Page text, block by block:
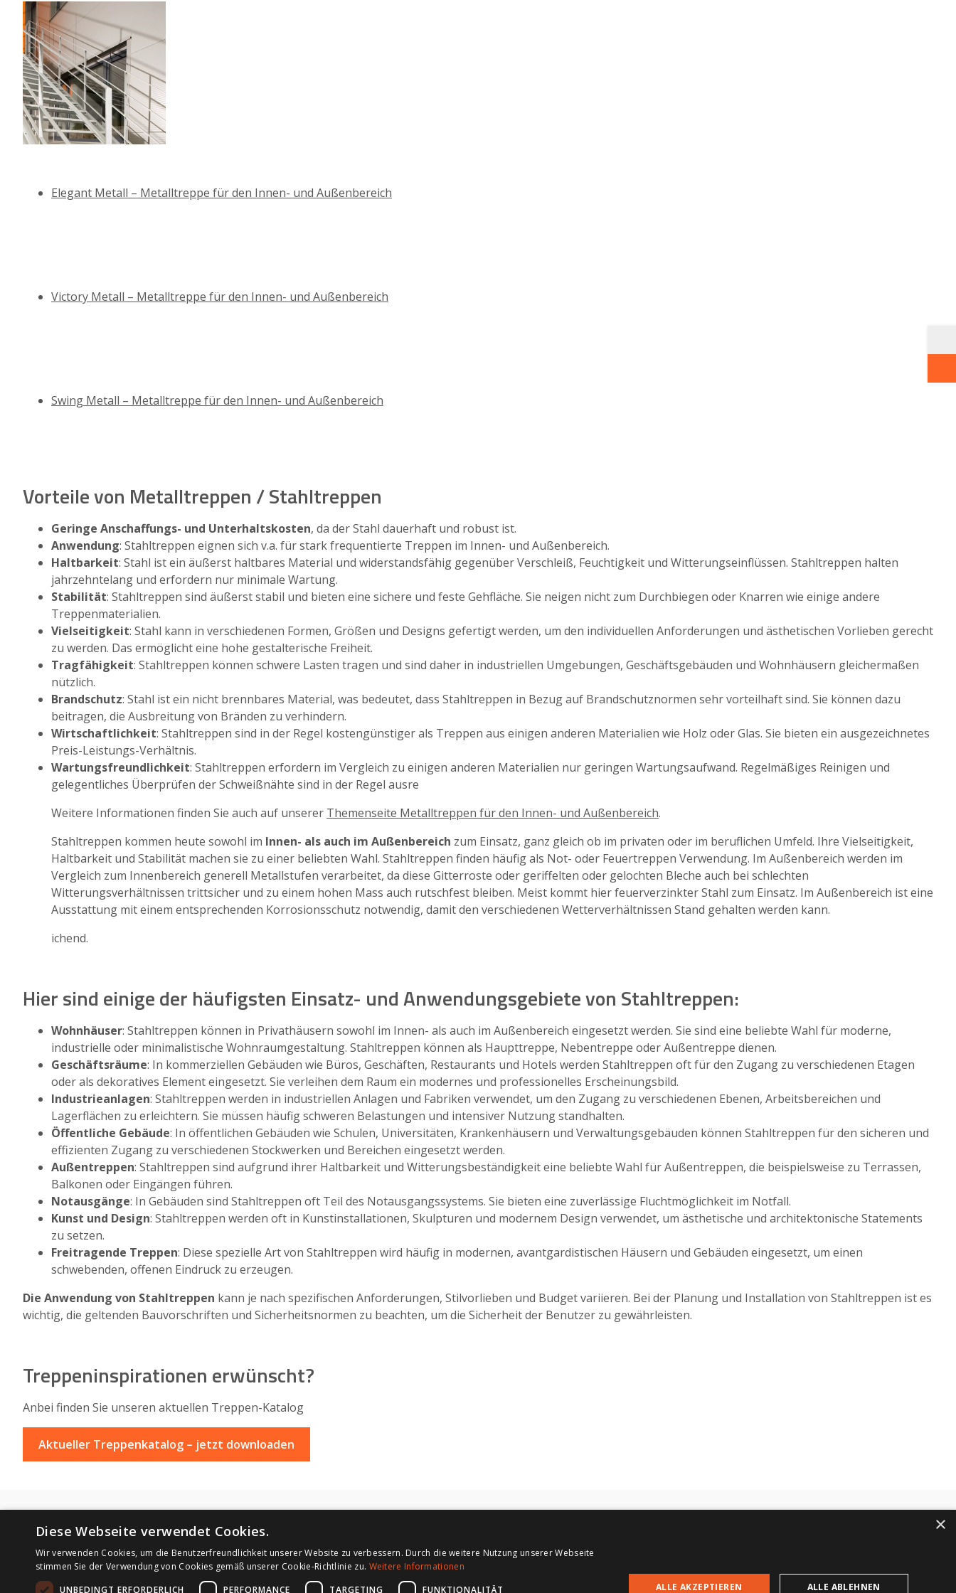
Elegant Metall – Metalltreppe für den Innen- und Außenbereich
Victory Metall – Metalltreppe für den Innen- und Außenbereich
Swing Metall – Metalltreppe für den Innen- und Außenbereich
Vorteile von Metalltreppen / Stahltreppen
Geringe Anschaffungs- und Unterhaltskosten, da der Stahl dauerhaft und robust ist.
Anwendung: Stahltreppen eignen sich v.a. für stark frequentierte Treppen im Innen- und Außenbereich.
Haltbarkeit: Stahl ist ein äußerst haltbares Material und widerstandsfähig gegenüber Verschleiß, Feuchtigkeit und Witterungseinflüssen. Stahltreppen halten
jahrzehntelang und erfordern nur minimale Wartung.
Stabilität: Stahltreppen sind äußerst stabil und bieten eine sichere und feste Gehfläche. Sie neigen nicht zum Durchbiegen oder Knarren wie einige andere
Treppenmaterialien.
Vielseitigkeit: Stahl kann in verschiedenen Formen, Größen und Designs gefertigt werden, um den individuellen Anforderungen und ästhetischen Vorlieben gerecht
zu werden. Das ermöglicht eine hohe gestalterische Freiheit.
Tragfähigkeit: Stahltreppen können schwere Lasten tragen und sind daher in industriellen Umgebungen, Geschäftsgebäuden und Wohnhäusern gleichermaßen
nützlich.
Brandschutz: Stahl ist ein nicht brennbares Material, was bedeutet, dass Stahltreppen in Bezug auf Brandschutznormen sehr vorteilhaft sind. Sie können dazu
beitragen, die Ausbreitung von Bränden zu verhindern.
Wirtschaftlichkeit: Stahltreppen sind in der Regel kostengünstiger als Treppen aus einigen anderen Materialien wie Holz oder Glas. Sie bieten ein ausgezeichnetes
Preis-Leistungs-Verhältnis.
Wartungsfreundlichkeit: Stahltreppen erfordern im Vergleich zu einigen anderen Materialien nur geringen Wartungsaufwand. Regelmäßiges Reinigen und
gelegentliches Überprüfen der Schweißnähte sind in der Regel ausre
Weitere Informationen finden Sie auch auf unserer Themenseite Metalltreppen für den Innen- und Außenbereich.
Stahltreppen kommen heute sowohl im Innen- als auch im Außenbereich zum Einsatz, ganz gleich ob im privaten oder im beruflichen Umfeld. Ihre Vielseitigkeit,
Haltbarkeit und Stabilität machen sie zu einer beliebten Wahl. Stahltreppen finden häufig als Not- oder Feuertreppen Verwendung. Im Außenbereich werden im
Vergleich zum Innenbereich generell Metallstufen verarbeitet, da diese Gitterroste oder geriffelten oder gelochten Bleche auch bei schlechten
Witterungsverhältnissen trittsicher und zu einem hohen Mass auch rutschfest bleiben. Meist kommt hier feuerverzinkter Stahl zum Einsatz. Im Außenbereich ist eine
Ausstattung mit einem entsprechenden Korrosionsschutz notwendig, damit den verschiedenen Wetterverhältnissen Stand gehalten werden kann.
ichend.
Hier sind einige der häufigsten Einsatz- und Anwendungsgebiete von Stahltreppen:
Wohnhäuser: Stahltreppen können in Privathäusern sowohl im Innen- als auch im Außenbereich eingesetzt werden. Sie sind eine beliebte Wahl für moderne,
industrielle oder minimalistische Wohnraumgestaltung. Stahltreppen können als Haupttreppe, Nebentreppe oder Außentreppe dienen.
Geschäftsräume: In kommerziellen Gebäuden wie Büros, Geschäften, Restaurants und Hotels werden Stahltreppen oft für den Zugang zu verschiedenen Etagen
oder als dekoratives Element eingesetzt. Sie verleihen dem Raum ein modernes und professionelles Erscheinungsbild.
Industrieanlagen: Stahltreppen werden in industriellen Anlagen und Fabriken verwendet, um den Zugang zu verschiedenen Ebenen, Arbeitsbereichen und
Lagerflächen zu erleichtern. Sie müssen häufig schweren Belastungen und intensiver Nutzung standhalten.
Öffentliche Gebäude: In öffentlichen Gebäuden wie Schulen, Universitäten, Krankenhäusern und Verwaltungsgebäuden können Stahltreppen für den sicheren und
effizienten Zugang zu verschiedenen Stockwerken und Bereichen eingesetzt werden.
Außentreppen: Stahltreppen sind aufgrund ihrer Haltbarkeit und Witterungsbeständigkeit eine beliebte Wahl für Außentreppen, die beispielsweise zu Terrassen,
Balkonen oder Eingängen führen.
Notausgänge: In Gebäuden sind Stahltreppen oft Teil des Notausgangssystems. Sie bieten eine zuverlässige Fluchtmöglichkeit im Notfall.
Kunst und Design: Stahltreppen werden oft in Kunstinstallationen, Skulpturen und modernem Design verwendet, um ästhetische und architektonische Statements
zu setzen.
Freitragende Treppen: Diese spezielle Art von Stahltreppen wird häufig in modernen, avantgardistischen Häusern und Gebäuden eingesetzt, um einen
schwebenden, offenen Eindruck zu erzeugen.
Die Anwendung von Stahltreppen kann je nach spezifischen Anforderungen, Stilvorlieben und Budget variieren. Bei der Planung und Installation von Stahltreppen ist es
wichtig, die geltenden Bauvorschriften und Sicherheitsnormen zu beachten, um die Sicherheit der Benutzer zu gewährleisten.
Treppeninspirationen erwünscht?
Anbei finden Sie unseren aktuellen Treppen-Katalog
Aktueller Treppenkatalog – jetzt downloaden
Pflegehinweise
Impressum
SWN Moravia, s.r.o.
Prager Straße 80-86
1210 Wien
×
Diese Webseite verwendet Cookies.
Wir verwenden Cookies, um die Benutzerfreundlichkeit unserer Website zu verbessern. Durch die weitere Nutzung unserer Webseite
stimmen Sie der Verwendung von Cookies gemäß unserer Cookie-Richtlinie zu. Weitere Informationen
UNBEDINGT ERFORDERLICH
PERFORMANCE TARGETING FUNKTIONALITÄT ALLE AKZEPTIEREN ALLE ABLEHNEN